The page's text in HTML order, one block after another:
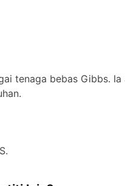
tenaga bebas Gibbs. Ia